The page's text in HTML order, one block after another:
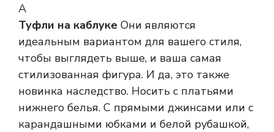
А
Туфли на каблуке Они являются
идеальным вариантом для вашего стиля,
чтобы выглядеть выше, и ваша самая
стилизованная фигура. И да, это также
новинка наследство. Носить с платьями
нижнего белья. С прямыми джинсами или с
карандашными юбками и белой рубашкой,